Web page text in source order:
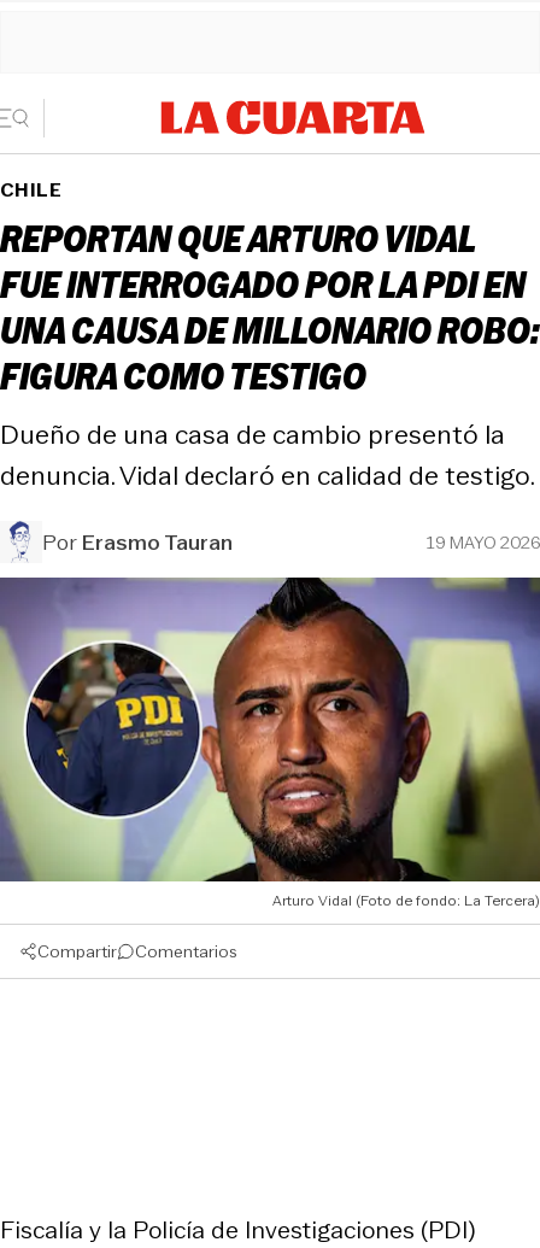
CHILE
REPORTAN QUE ARTURO VIDAL
FUE INTERROGADO POR LA PDI EN
UNA CAUSA DE MILLONARIO ROBO:
FIGURA COMO TESTIGO
Dueño de una casa de cambio presentó la
denuncia. Vidal declaró en calidad de testigo.
PorErasmo Tauran 19 MAYO 2026
Arturo Vidal (Foto de fondo: La Tercera)
Compartir Comentarios
Fiscalía y la Policía de Investigaciones (PDI)